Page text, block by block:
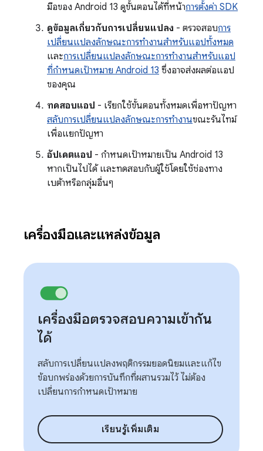
มือของ Android 13 ดูขั้นตอนได้ที่หน้าการตั้งค่า SDK
ดูข้อมูลเกี่ยวกับการเปลี่ยนแปลง - ตรวจสอบการ
เปลี่ยนแปลงลักษณะการทํางานสําหรับแอปทั้งหมด
และการเปลี่ยนแปลงลักษณะการทํางานสําหรับแอป
ที่กําหนดเป้าหมาย Android 13 ซึ่งอาจส่งผลต่อแอป
ของคุณ
ทดสอบแอป - เรียกใช้ขั้นตอนทั้งหมดเพื่อหาปัญหา
สลับการเปลี่ยนแปลงลักษณะการทำงานขณะรันไทม์
เพื่อแยกปัญหา
อัปเดตแอป - กําหนดเป้าหมายเป็น Android 13
หากเป็นไปได้ และทดสอบกับผู้ใช้โดยใช้ช่องทาง
เบต้าหรือกลุ่มอื่นๆ
เครื่องมือและแหล่งข้อมูล
เครื่องมือตรวจสอบความเข้ากัน
ได้
สลับการเปลี่ยนแปลงพฤติกรรมยอดนิยมและแก้ไข
ข้อบกพร่องด้วยการบันทึกที่ผสานรวมไว้ ไม่ต้อง
เปลี่ยนการกําหนดเป้าหมาย
เรียนรู้เพิ่มเติม